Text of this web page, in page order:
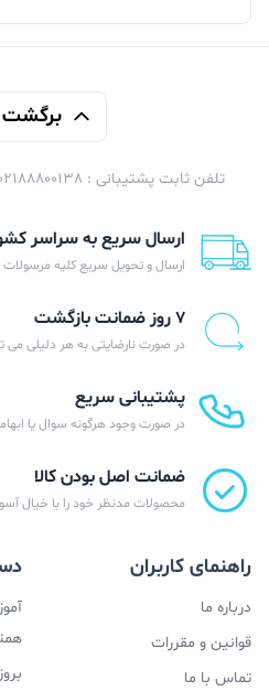
برگشت
تلفن ثابت پشتیبانی : 02188800138 | پاسخگویی در ساعات اداری
ارسال سریع به سراسر
ارسال و تحویل سریع کلیه مرسولات
۷ روز ضمانت بازگشت
در صورت نارضایتی به هر دلیلی می
پشتیبانی سریع
در صورت وجود هرگونه سوال یا
ضمانت اصل بودن کالا
محصولات مدنظر خود را با خیال
راهنمای کاربران
درباره ما
قوانین و مقررات
تماس با ما